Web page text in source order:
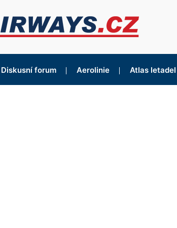
Diskusní forum Aerolinie Atlas letadel